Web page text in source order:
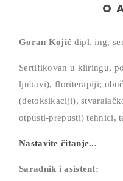
O
Goran Kojić dipl. ing,
Sertifikovan u kliringu,
ljubavi), floriterapiji;
(detoksikaciji),
otpusti-prepusti) tehnici,
Nastavite čitanje...
Saradnik i asistent: